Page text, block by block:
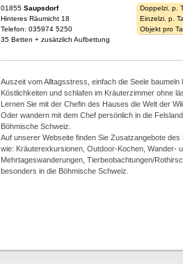
01855 Saupsdorf
Hinteres Räumicht 18
Telefon: 035974 5250
35 Betten + zusätzlich Aufbettung
Doppelzi. p.
Einzelzi. p.
Objekt pro
Auszeit vom Alltagsstress, einfach die Seele baumeln
Köstlichkeiten und schlafen im Kräuterzimmer ohne
Lernen Sie mit der Chefin des Hauses die Welt der
Oder wandern mit dem Chef persönlich in die
Böhmische Schweiz.
Auf unserer Webseite finden Sie Zusatzangebote des
wie: Kräuterexkursionen, Outdoor-Kochen, Wander-
Mehrtageswanderungen, Tierbeobachtungen/
besonders in die Böhmische Schweiz.